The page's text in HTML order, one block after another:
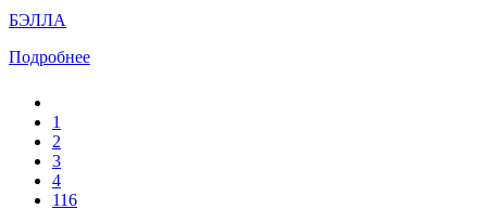
БЭЛЛА
Подробнее
1
2
3
4
116